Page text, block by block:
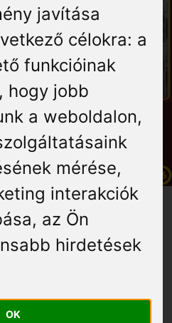
javítása
célokra: a
funkcióinak
, hogy jobb
a weboldalon,
mérése,
interakciók
, az Ön
hirdetések
OK
július 24.
filmje, az